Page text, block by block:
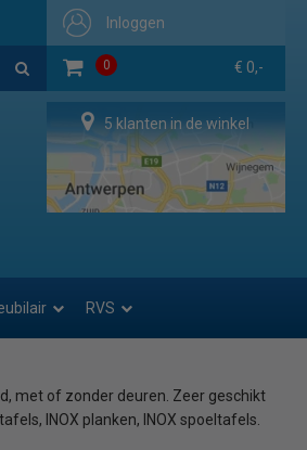
Inloggen
0 € 0,-
5 klanten in de winkel
RVS
met of zonder deuren. Zeer geschikt
INOX planken, INOX spoeltafels.